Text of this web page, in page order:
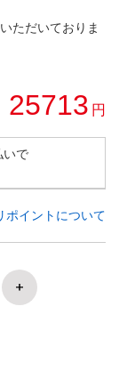
ただいておりま
25713 円
いで
ポイントについて